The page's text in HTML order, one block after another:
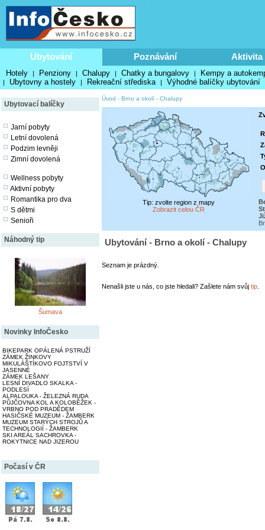
Ubytování Poznávání Aktivita
Hotely | Penziony | Chalupy | Chatky a bungalovy | Kempy a
| Ubytovny a hostely | Rekreační střediska | Výhodné balíčky ubytování
Ubytovací balíčky
Jarní pobyty
Letní dovolená
Podzim levněji
Zimní dovolená
Wellness pobyty
Aktivní pobyty
Romantika pro dva
S dětmi
Senioři
Náhodný tip
Šumava
Novinky InfoČesko
BIKEPARK OPÁLENÁ PSTRUŽÍ
ZÁMEK ŽINKOVY
MIKULÁŠTÍKOVO FOJTSTVÍ V
JASENNÉ
ZÁMEK LEŠANY
LESNÍ DIVADLO SKALKA -
PODLESÍ
ALPALOUKA - ŽELEZNÁ RUDA
PŮJČOVNA KOL A KOLOBĚŽEK -
VRBNO POD PRADĚDEM
HASIČSKÉ MUZEUM - ŽAMBERK
MUZEUM STARÝCH STROJŮ A
TECHNOLOGIÍ - ŽAMBERK
SKI AREÁL SACHROVKA -
ROKYTNICE NAD JIZEROU
Počasí v ČR
Úvod - Brno a okolí - Chalupy
Tip: zvolte region z mapy
Zobrazit celou ČR
Ubytování - Brno a okolí - Chalupy
Seznam je prázdný.
Nenašli jste u nás, co jste hledali? Zašlete nám svůj tip